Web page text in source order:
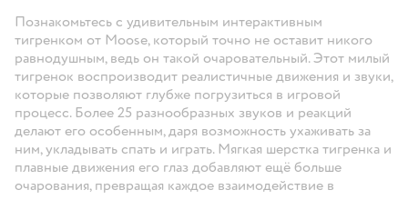
Познакомьтесь с удивительным интерактивным
тигренком от Moose, который точно не оставит никого
равнодушным, ведь он такой очаровательный. Этот милый
тигренок воспроизводит реалистичные движения и звуки,
которые позволяют глубже погрузиться в игровой
процесс. Более 25 разнообразных звуков и реакций
делают его особенным, даря возможность ухаживать за
ним, укладывать спать и играть. Мягкая шерстка тигренка и
плавные движения его глаз добавляют ещё больше
очарования, превращая каждое взаимодействие в